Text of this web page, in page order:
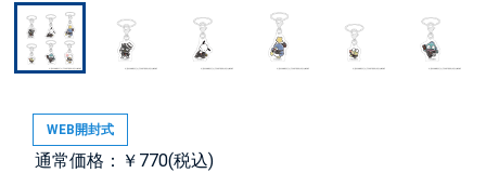
WEB開封式
通常価格：￥770(税込)